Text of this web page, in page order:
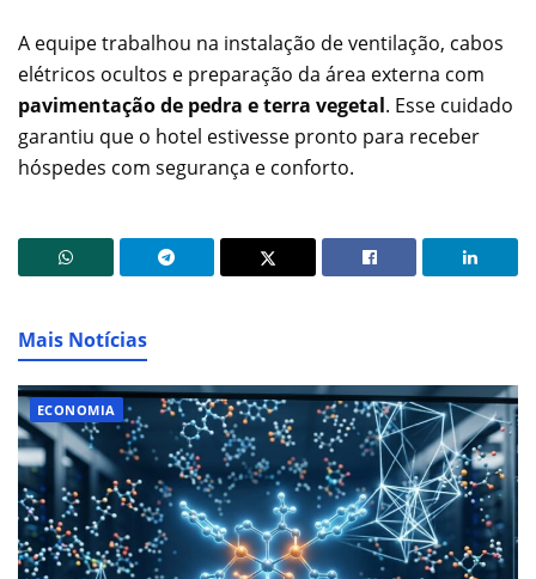
A equipe trabalhou na instalação de ventilação, cabos
elétricos ocultos e preparação da área externa com
pavimentação de pedra e terra vegetal. Esse cuidado
garantiu que o hotel estivesse pronto para receber
hóspedes com segurança e conforto.
Mais Notícias
ECONOMIA